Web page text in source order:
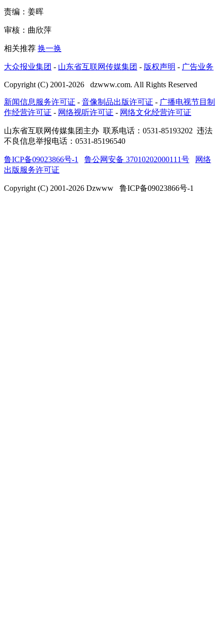
责编：姜晖
审核：曲欣萍
相关推荐 换一换
大众报业集团 - 山东省互联网传媒集团 - 版权声明 - 广告业务
Copyright (C) 2001-2026 dzwww.com. All Rights Reserved
新闻信息服务许可证 - 音像制品出版许可证 - 广播电视节目制
作经营许可证 - 网络视听许可证 - 网络文化经营许可证
山东省互联网传媒集团主办 联系电话：0531-85193202 违法
不良信息举报电话：0531-85196540
鲁ICP备09023866号-1 鲁公网安备 37010202000111号
网络
出版服务许可证
Copyright (C) 2001-2026 Dzwww 鲁ICP备09023866号-1